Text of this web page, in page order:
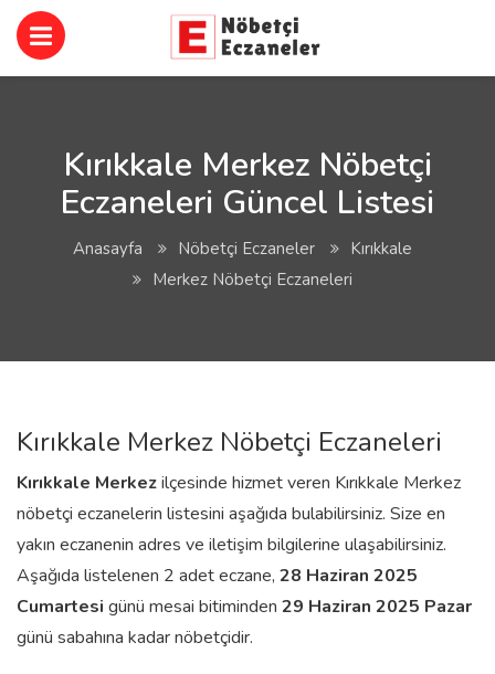
Kırıkkale Merkez Nöbetçi
Eczaneleri Güncel Listesi
Anasayfa Nöbetçi Eczaneler
Kırıkkale
Merkez Nöbetçi Eczaneleri
Kırıkkale Merkez Nöbetçi Eczaneleri
Kırıkkale Merkezilçesinde hizmet veren Kırıkkale Merkez
nöbetçi eczanelerin listesini aşağıda bulabilirsiniz. Size en
yakın eczanenin adres ve iletişim bilgilerine ulaşabilirsiniz.
Aşağıda listelenen 2 adet eczane, 28 Haziran 2025
Cumartesi günü mesai bitiminden 29 Haziran 2025 Pazar
günü sabahına kadar nöbetçidir.